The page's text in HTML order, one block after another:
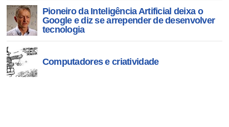
Pioneiro da Inteligência Artificial deixa o
Google e diz se arrepender de desenvolver
tecnologia
Computadores e criatividade